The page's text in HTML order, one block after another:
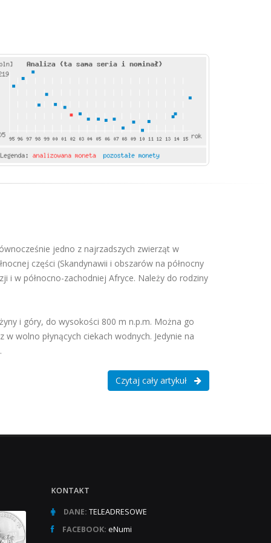
jedno z najrzadszych zwierząt w
części (Skandynawii i obszarów na północny
i w północno-zachodniej Afryce. Należy do rodziny
i góry, do wysokości 800 m n.p.m. Można go
wolno płynących ciekach wodnych. Jedynie na
Czytaj cały artykuł
KONTAKT
DANE: TELEADRESOWE
FACEBOOK: eNumi